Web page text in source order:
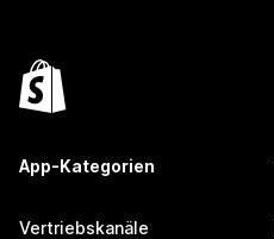
App-Kategorien
Vertriebskanäle